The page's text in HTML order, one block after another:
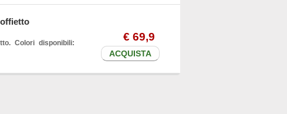
Colori disponibili:
€ 69,9
ACQUISTA